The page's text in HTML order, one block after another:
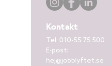
Kontakt
Tel: 010-55 75 500
E-post:
hej@jobblyftet.se